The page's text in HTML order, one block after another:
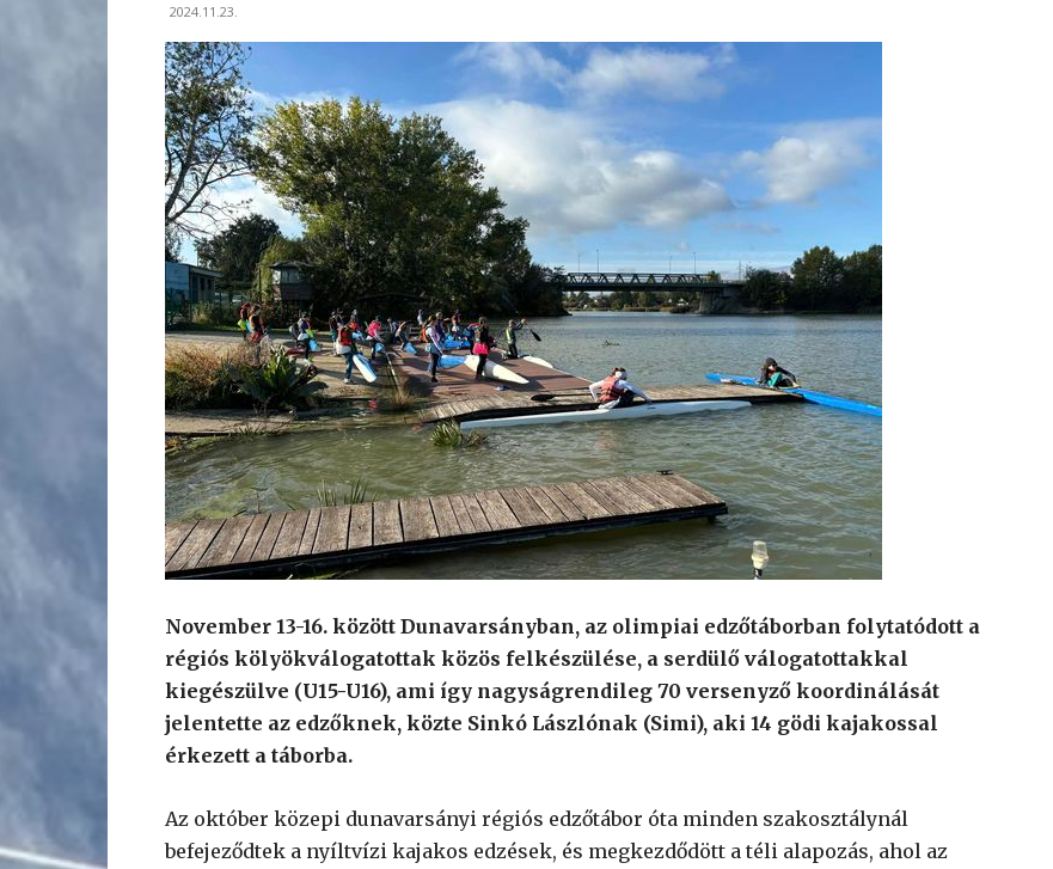
2024.11.23.
November 13-16. között Dunavarsányban, az olimpiai edzőtáborban folytatódott a
régiós kölyökválogatottak közös felkészülése, a serdülő válogatottakkal
kiegészülve (U15-U16), ami így nagyságrendileg 70 versenyző koordinálását
jelentette az edzőknek, közte Sinkó Lászlónak (Simi), aki 14 gödi kajakossal
érkezett a táborba.
Az október közepi dunavarsányi régiós edzőtábor óta minden szakosztálynál
befejeződtek a nyíltvízi kajakos edzések, és megkezdődött a téli alapozás, ahol az